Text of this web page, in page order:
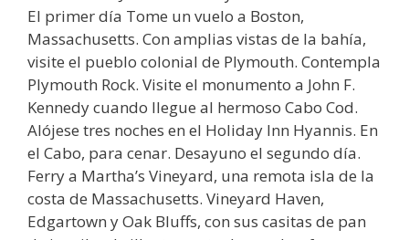
El primer día Tome un vuelo a Boston,
Massachusetts. Con amplias vistas de la bahía,
visite el pueblo colonial de Plymouth. Contempla
Plymouth Rock. Visite el monumento a John F.
Kennedy cuando llegue al hermoso Cabo Cod.
Alójese tres noches en el Holiday Inn Hyannis. En
el Cabo, para cenar. Desayuno el segundo día.
Ferry a Martha’s Vineyard, una remota isla de la
costa de Massachusetts. Vineyard Haven,
Edgartown y Oak Bluffs, con sus casitas de pan